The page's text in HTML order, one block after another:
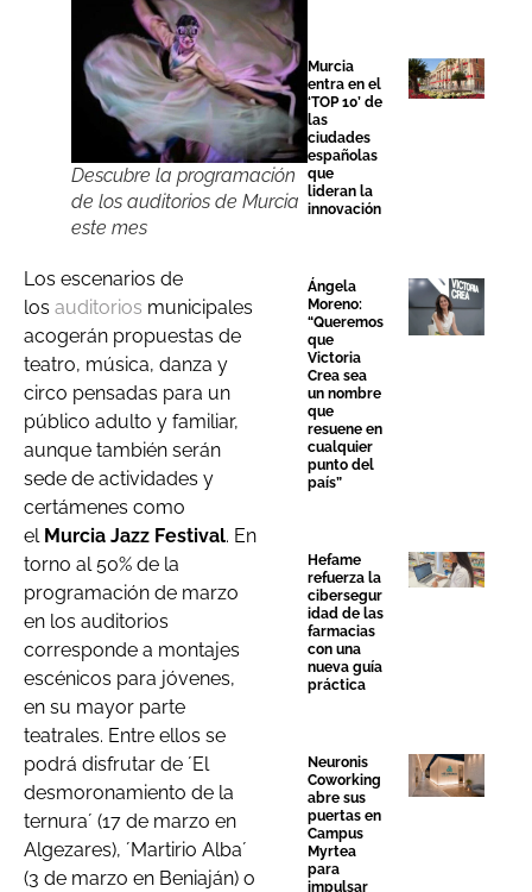
Descubre la programación
de los auditorios de Murcia
este mes
Los escenarios de
los auditorios municipales
acogerán propuestas de
teatro, música, danza y
circo pensadas para un
público adulto y familiar,
aunque también serán
sede de actividades y
certámenes como
el Murcia Jazz Festival. En
torno al 50% de la
programación de marzo
en los auditorios
corresponde a montajes
escénicos para jóvenes,
en su mayor parte
teatrales. Entre ellos se
podrá disfrutar de ´El
desmoronamiento de la
ternura´ (17 de marzo en
Algezares), ´Martirio Alba´
(3 de marzo en Beniaján) o
Murcia
entra en el
‘TOP 10’ de
las
ciudades
españolas
que
lideran la
innovación
Ángela
Moreno:
“Queremos
que
Victoria
Crea sea
un nombre
que
resuene en
cualquier
punto del
país”
Hefame
refuerza la
cibersegur
idad de las
farmacias
con una
nueva guía
práctica
Neuronis
Coworking
abre sus
puertas en
Campus
Myrtea
para
impulsar